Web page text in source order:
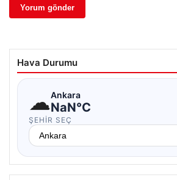
Hava Durumu
☁Ankara
NaN°C
ŞEHIR SEÇ